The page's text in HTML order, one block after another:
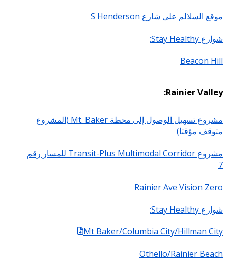
موقع السلالم على شارع S Henderson
شوارع Stay Healthy:
Beacon Hill
Rainier Valley:
مشروع تسهيل الوصول إلى محطة Mt. Baker (المشروع
متوقف مؤقتا)
مشروع Transit-Plus Multimodal Corridor للمسار رقم
7
Rainier Ave Vision Zero
شوارع Stay Healthy:
Mt Baker/Columbia City/Hillman City
Othello/Rainier Beach